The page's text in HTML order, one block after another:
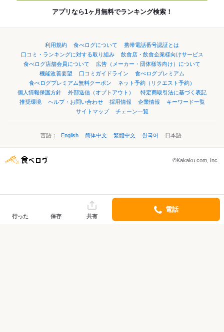
アプリなら1ヶ月無料でランキング検索！
利用規約 食べログについて
携帯電話番号認証とは
口コミ・ランキングに対する取り組み
飲食店・飲食企業様向けサービス
食べログ店舗会員について
広告（メーカー・団体様等向け）について
機能改善要望
口コミガイドライン
食べログプレミアム
食べログプレミアム無料クーポン
ネット予約（リクエスト予約）
個人情報保護方針
外部送信（オプトアウト）
特定商取引法に基づく表記
推奨環境
ヘルプ・お問い合わせ 採用情報 企業情報
キーワード一覧
サイトマップ
チェーン一覧
言語： English 简体中文 繁體中文 한국어 日本語
©Kakaku.com, Inc.
行った 保存 共有
電話